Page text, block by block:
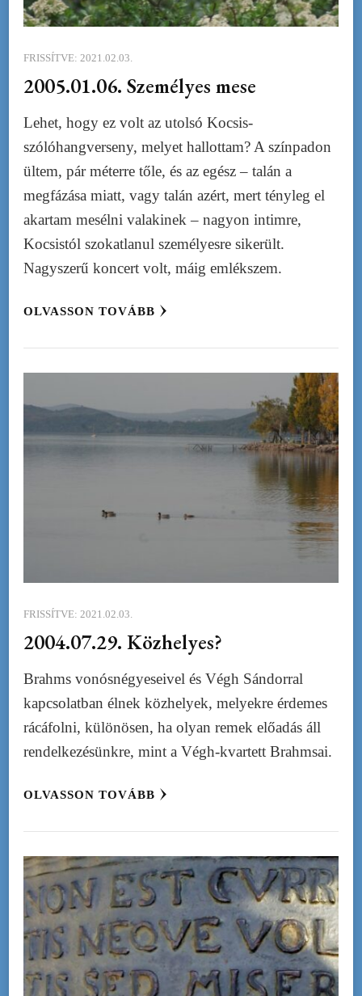
FRISSÍTVE: 2021.02.03.
2005.01.06. Személyes mese
Lehet, hogy ez volt az utolsó Kocsis-
szólóhangverseny, melyet hallottam? A színpadon
ültem, pár méterre tőle, és az egész – talán a
megfázása miatt, vagy talán azért, mert tényleg el
akartam mesélni valakinek – nagyon intimre,
Kocsistól szokatlanul személyesre sikerült.
Nagyszerű koncert volt, máig emlékszem.
OLVASSON TOVÁBB
FRISSÍTVE: 2021.02.03.
2004.07.29. Közhelyes?
Brahms vonósnégyeseivel és Végh Sándorral
kapcsolatban élnek közhelyek, melyekre érdemes
rácáfolni, különösen, ha olyan remek előadás áll
rendelkezésünkre, mint a Végh-kvartett Brahmsai.
OLVASSON TOVÁBB